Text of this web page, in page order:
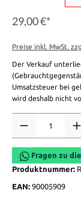
29,00 €*
Preise inkl. MwSt.
Der Verkauf
Umsatzsteuer bei
wird deshalb nicht
Fragen zu
Produktnummer:
EAN: 90005909